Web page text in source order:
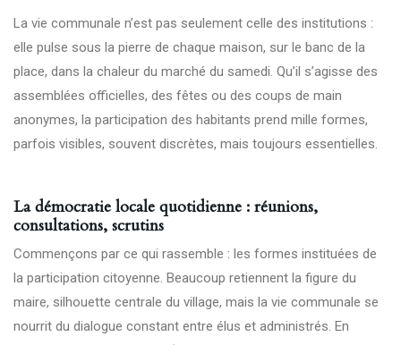
La vie communale n’est pas seulement celle des institutions :
elle pulse sous la pierre de chaque maison, sur le banc de la
place, dans la chaleur du marché du samedi. Qu’il s’agisse des
assemblées officielles, des fêtes ou des coups de main
anonymes, la participation des habitants prend mille formes,
parfois visibles, souvent discrètes, mais toujours essentielles.
La démocratie locale quotidienne : réunions,
consultations, scrutins
Commençons par ce qui rassemble : les formes instituées de
la participation citoyenne. Beaucoup retiennent la figure du
maire, silhouette centrale du village, mais la vie communale se
nourrit du dialogue constant entre élus et administrés. En